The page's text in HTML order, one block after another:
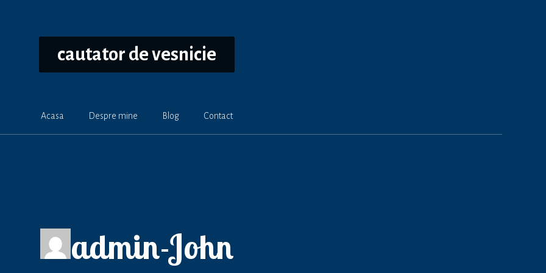
cautator de vesnicie
Acasa Despre mine Blog Contact
admin-John